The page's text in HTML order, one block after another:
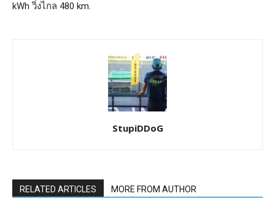
kWh วิ่งไกล 480 km.
StupiDDoG
RELATED ARTICLES MORE FROM AUTHOR